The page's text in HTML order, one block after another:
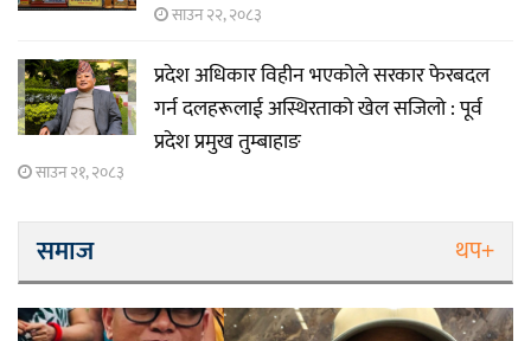
साउन २२, २०८३
प्रदेश अधिकार विहीन भएकोले सरकार फेरबदल
गर्न दलहरूलाई अस्थिरताको खेल सजिलो : पूर्व
प्रदेश प्रमुख तुम्बाहाङ
साउन २१, २०८३
समाज थप+